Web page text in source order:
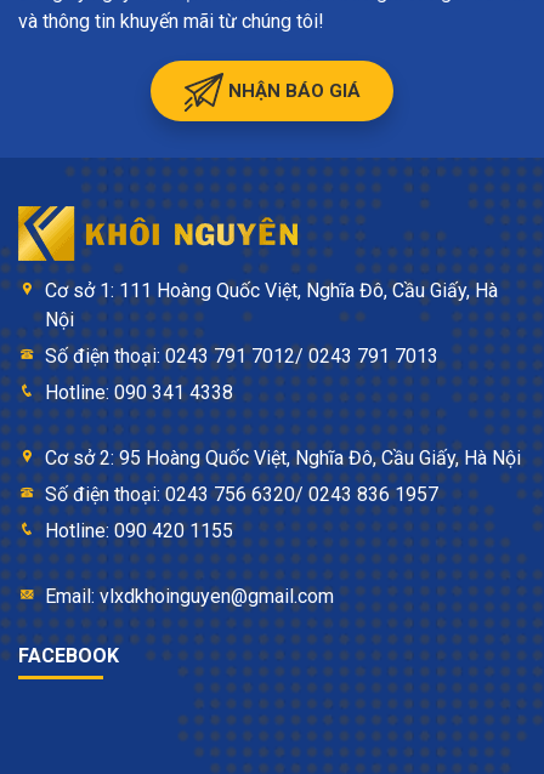
và thông tin khuyến mãi từ chúng tôi!
NHẬN BÁO GIÁ
Cơ sở 1: 111 Hoàng Quốc Việt, Nghĩa Đô, Cầu Giấy, Hà
Nội
Số điện thoại: 0243 791 7012/ 0243 791 7013
Hotline: 090 341 4338
Cơ sở 2: 95 Hoàng Quốc Việt, Nghĩa Đô, Cầu Giấy, Hà Nội
Số điện thoại: 0243 756 6320/ 0243 836 1957
Hotline: 090 420 1155
Email: vlxdkhoinguyen@gmail.com
FACEBOOK